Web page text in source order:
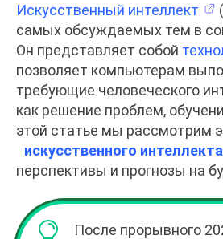
Искусственный интеллект
самых обсуждаемых тем в
Он представляет собой
позволяет компьютерам
требующие человеческого
как решение проблем,
этой статье мы рассмотрим
искусственного интеллекта
перспективы и прогнозы на
После прорывного